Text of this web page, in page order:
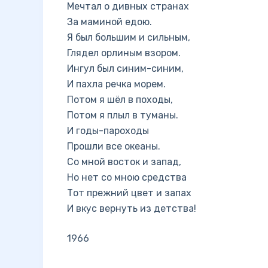
Мечтал о дивных странах
За маминой едою.
Я был большим и сильным,
Глядел орлиным взором.
Ингул был синим-синим,
И пахла речка морем.
Потом я шёл в походы,
Потом я плыл в туманы.
И годы-пароходы
Прошли все океаны.
Со мной восток и запад,
Но нет со мною средства
Тот прежний цвет и запах
И вкус вернуть из детства!
1966